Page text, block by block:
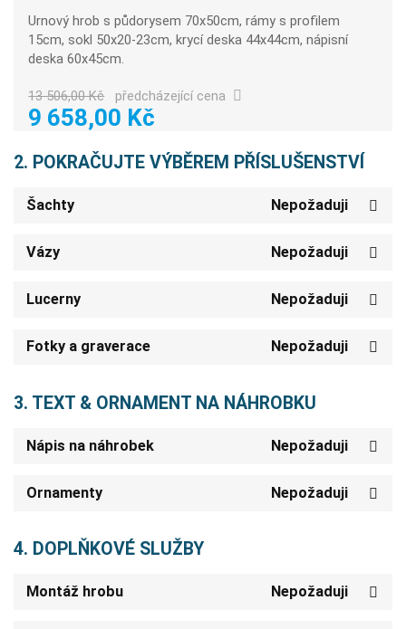
Urnový hrob s půdorysem 70x50cm, rámy s profilem
15cm, sokl 50x20-23cm, krycí deska 44x44cm, nápisní
deska 60x45cm.
13 506,00 Kč předcházející cena
9 658,00 Kč
2. POKRAČUJTE VÝBĚREM PŘÍSLUŠENSTVÍ
Šachty Nepožaduji
Vázy Nepožaduji
Lucerny Nepožaduji
Fotky a graverace Nepožaduji
3. TEXT & ORNAMENT NA NÁHROBKU
Nápis na náhrobek Nepožaduji
Ornamenty Nepožaduji
4. DOPLŇKOVÉ SLUŽBY
Montáž hrobu Nepožaduji